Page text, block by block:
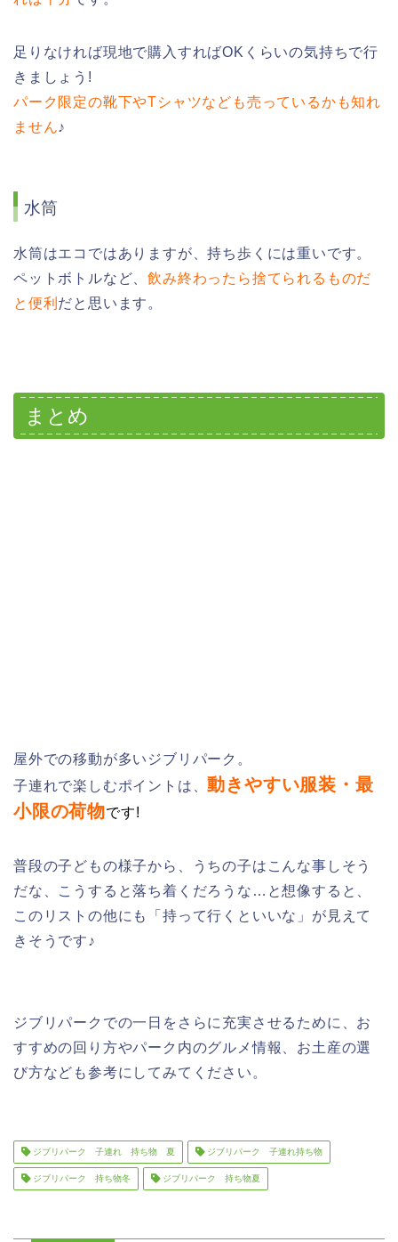
足りなければ現地で購入すればOKくらいの気持ちで行
きましょう!
パーク限定の靴下やTシャツなども売っているかも知れ
ません♪
水筒
水筒はエコではありますが、持ち歩くには重いです。
ペットボトルなど、飲み終わったら捨てられるものだ
と便利 だと思います。
まとめ
屋外での移動が多いジブリパーク。
子連れで楽しむポイントは、動きやすい服装・最
小限の荷物です!
普段の子どもの様子から、うちの子はこんな事しそう
だな、こうすると落ち着くだろうな…と想像すると、
このリストの他にも「持って行くといいな」が見えて
きそうです♪
ジブリパークでの一日をさらに充実させるために、お
すすめの回り方やパーク内のグルメ情報、お土産の選
び方なども参考にしてみてください。
ジブリパーク 子連れ 持ち物 夏 ジブリパーク 子連れ持ち物
ジブリパーク 持ち物冬 ジブリパーク 持ち物夏